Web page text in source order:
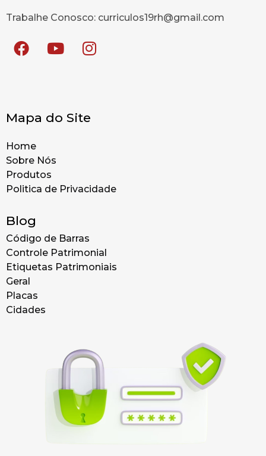
Trabalhe Conosco: curriculos19rh@gmail.com
Mapa do Site
Home
Sobre Nós
Produtos
Politica de Privacidade
Blog
Código de Barras
Controle Patrimonial
Etiquetas Patrimoniais
Geral
Placas
Cidades